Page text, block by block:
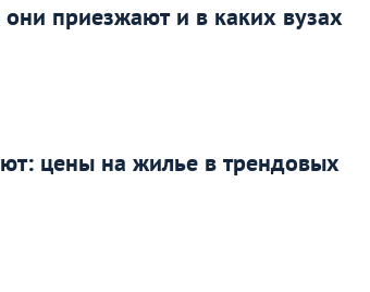
приезжают и в каких вузах
цены на жилье в трендовых